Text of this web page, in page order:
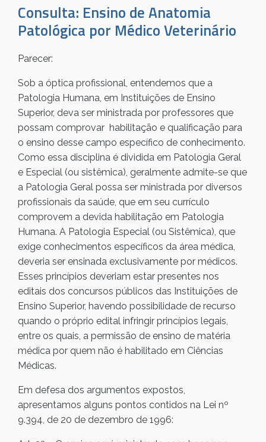
Consulta: Ensino de Anatomia
Patológica por Médico Veterinário
Parecer:
Sob a óptica profissional, entendemos que a
Patologia Humana, em Instituições de Ensino
Superior, deva ser ministrada por professores que
possam comprovar habilitação e qualificação para
o ensino desse campo específico de conhecimento.
Como essa disciplina é dividida em Patologia Geral
e Especial (ou sistêmica), geralmente admite-se que
a Patologia Geral possa ser ministrada por diversos
profissionais da saúde, que em seu currículo
comprovem a devida habilitação em Patologia
Humana. A Patologia Especial (ou Sistêmica), que
exige conhecimentos específicos da área médica,
deveria ser ensinada exclusivamente por médicos.
Esses princípios deveriam estar presentes nos
editais dos concursos públicos das Instituições de
Ensino Superior, havendo possibilidade de recurso
quando o próprio edital infringir princípios legais,
entre os quais, a permissão de ensino de matéria
médica por quem não é habilitado em Ciências
Médicas.
Em defesa dos argumentos expostos,
apresentamos alguns pontos contidos na Lei nº
9.394, de 20 de dezembro de 1996: